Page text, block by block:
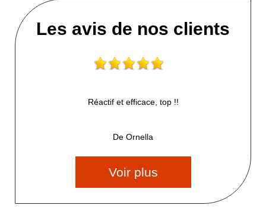
Les avis de nos clients
Réactif et efficace, top !!
De Ornella
Voir plus